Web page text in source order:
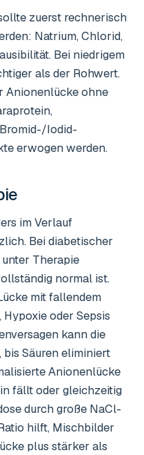
zuerst rechnerisch
Natrium, Chlorid,
Bei niedrigem
als der Rohwert.
Anionenlücke ohne
Iodid-
erwogen werden.
im Verlauf
Bei diabetischer
Therapie
normal ist.
mit fallendem
oder Sepsis
kann die
Säuren eliminiert
Anionenlücke
fällt oder gleichzeitig
durch große NaCl-
hilft, Mischbilder
plus stärker als